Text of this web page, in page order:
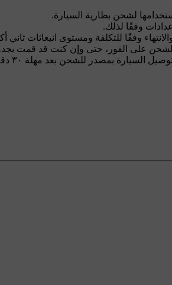
لشحن بطارية السيارة.
وفقًا لذلك.
وفقًا للتكلفة ومستوى انبعاثات
الشحن على الفور، حتى وإن كنت قد قمت
بعد مهلة ٣٠ دقيقة من وقت الوصول إلى محيط الموقع الذي تمّ حفظه.